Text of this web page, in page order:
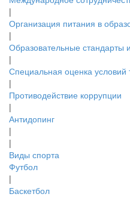
|
Организация питания в
|
Образовательные стандарты
|
Специальная оценка условий
|
Противодействие коррупции
|
Антидопинг
|
|
Виды спорта
Футбол
|
Баскетбол